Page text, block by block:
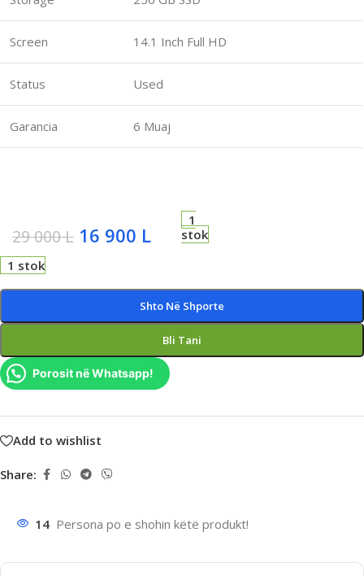
Screen 14.1 Inch Full HD
Status Used
Garancia 6 Muaj
29 000L 16 900 L
1
stok
1 stok
Shto Në Shporte
Bli Tani
Porosit në Whatsapp!
Add to wishlist
Share:
14 Persona po e shohin këtë produkt!